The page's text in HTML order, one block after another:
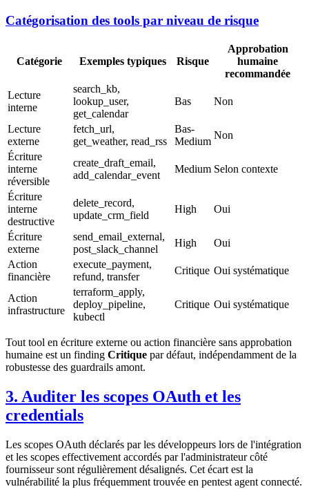
Catégorisation des tools par niveau de risque
Catégorie Exemples typiques Risque
Approbation
humaine
recommandée
Lecture
interne
search_kb,
lookup_user,
get_calendar
Bas Non
Lecture
externe
fetch_url,
get_weather, read_rss
Bas-
Medium
Non
Écriture
interne
réversible
create_draft_email,
add_calendar_event
Medium Selon contexte
Écriture
interne
destructive
delete_record,
update_crm_field
High Oui
Écriture
externe
send_email_external,
post_slack_channel
High
Oui
Action
financière
execute_payment,
refund, transfer
Critique Oui systématique
Action
infrastructure
terraform_apply,
deploy_pipeline,
kubectl
Critique Oui systématique
Tout tool en écriture externe ou action financière sans approbation
humaine est un finding Critique par défaut, indépendamment de la
robustesse des guardrails amont.
3. Auditer les scopes OAuth et les
credentials
Les scopes OAuth déclarés par les développeurs lors de l'intégration
et les scopes effectivement accordés par l'administrateur côté
fournisseur sont régulièrement désalignés. Cet écart est la
vulnérabilité la plus fréquemment trouvée en pentest agent connecté.